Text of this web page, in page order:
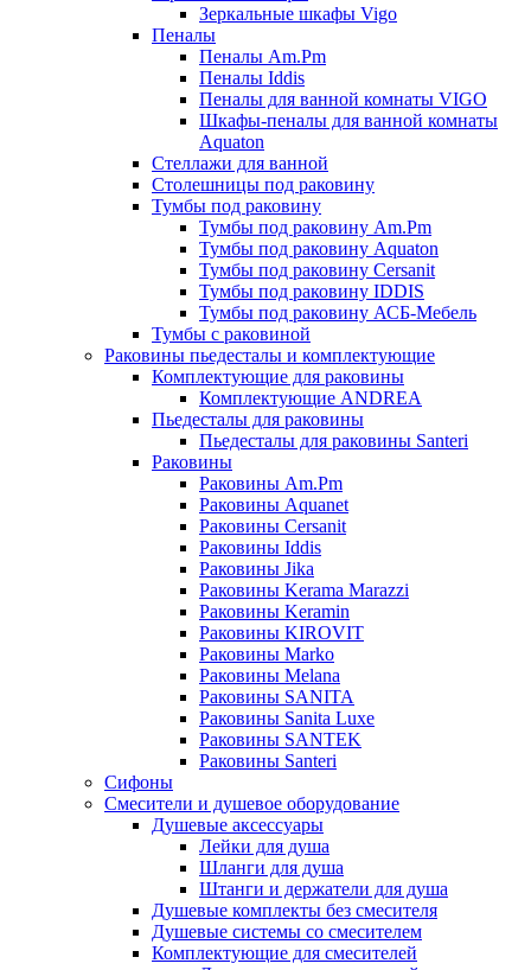
Зеркальные шкафы Vigo
Пеналы
Пеналы Am.Pm
Пеналы Iddis
Пеналы для ванной комнаты VIGO
Шкафы-пеналы для ванной комнаты
Aquaton
Стеллажи для ванной
Столешницы под раковину
Тумбы под раковину
Тумбы под раковину Am.Pm
Тумбы под раковину Aquaton
Тумбы под раковину Cersanit
Тумбы под раковину IDDIS
Тумбы под раковину АСБ-Мебель
Тумбы с раковиной
Раковины пьедесталы и комплектующие
Комплектующие для раковины
Комплектующие ANDREA
Пьедесталы для раковины
Пьедесталы для раковины Santeri
Раковины
Раковины Am.Pm
Раковины Aquanet
Раковины Cersanit
Раковины Iddis
Раковины Jika
Раковины Kerama Marazzi
Раковины Keramin
Раковины KIROVIT
Раковины Marko
Раковины Melana
Раковины SANITA
Раковины Sanita Luxe
Раковины SANTEK
Раковины Santeri
Сифоны
Смесители и душевое оборудование
Душевые аксессуары
Лейки для душа
Шланги для душа
Штанги и держатели для душа
Душевые комплекты без смесителя
Душевые системы со смесителем
Комплектующие для смесителей